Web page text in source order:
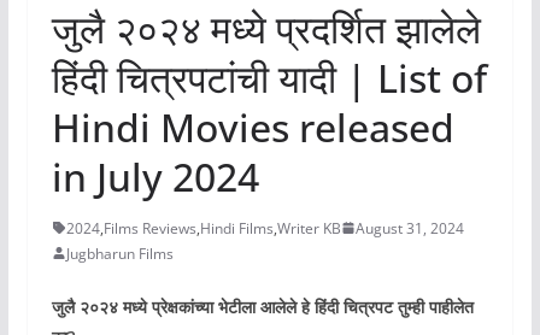
जुलै २०२४ मध्ये प्रदर्शित झालेले
हिंदी चित्रपटांची यादी | List of
Hindi Movies released
in July 2024
2024,Films Reviews,Hindi Films,Writer KB
August 31, 2024
Jugbharun Films
जुलै २०२४ मध्ये प्रेक्षकांच्या भेटीला आलेले हे हिंदी चित्रपट तुम्ही पाहीलेत